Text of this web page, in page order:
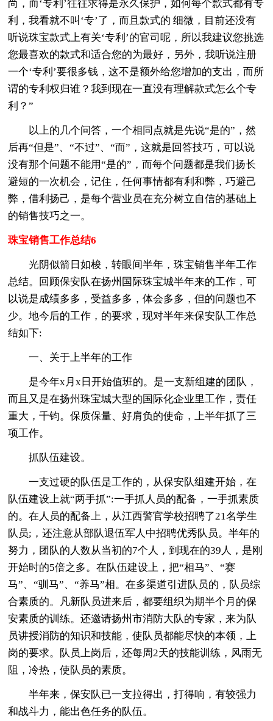
尚，而‘专利’往往求得是永久保护，如何每个款式都有专
利，我看就不叫‘专’了，而且款式的 细微，目前还没有
听说珠宝款式上有关‘专利’的官司呢，所以我建议您挑选
您最喜欢的款式和适合您的为最好，另外，我听说注册
一个‘专利’要很多钱，这不是额外给您增加的支出，而所
谓的专利权归谁？我到现在一直没有理解款式怎么个专
利？”
以上的几个问答，一个相同点就是先说“是的”，然
后再“但是”、“不过”、“而”，这就是回答技巧，可以说
没有那个问题不能用“是的”，而每个问题都是我们扬长
避短的一次机会，记住，任何事情都有利和弊，巧避己
弊，借利扬己，是每个营业员在充分树立自信的基础上
的销售技巧之一。
珠宝销售工作总结6
光阴似箭日如梭，转眼间半年，珠宝销售半年工作
总结。回顾保安队在扬州国际珠宝城半年来的工作，可
以说是成绩多多，受益多多，体会多多，但的问题也不
少。地今后的工作，的要求，现对半年来保安队工作总
结如下:
一、关于上半年的工作
是今年x月x日开始值班的。是一支新组建的团队，
而且又是在扬州珠宝城大型的国际化企业里工作，责任
重大，千钧。保质保量、好肩负的使命，上半年抓了三
项工作。
抓队伍建设。
一支过硬的队伍是工作的，从保安队组建开始，在
队伍建设上就“两手抓”:一手抓人员的配备，一手抓素质
的。在人员的配备上，从江西警官学校招聘了21名学生
队员;，还注意从部队退伍军人中招聘优秀队员。半年的
努力，团队的人数从当初的7个人，到现在的39人，是刚
开始时的5倍之多。在队伍建设上，把“相马”、“赛
马”、“驯马”、“养马”相。在多渠道引进队员的，队员综
合素质的。凡新队员进来后，都要组织为期半个月的保
安素质的训练。还邀请扬州市消防大队的专家，来为队
员讲授消防的知识和技能，使队员都能尽快的本领，上
岗的要求。队员上岗后，还每周2天的技能训练，风雨无
阻，冷热，使队员的素质。
半年来，保安队已一支拉得出，打得响，有较强力
和战斗力，能出色任务的队伍。